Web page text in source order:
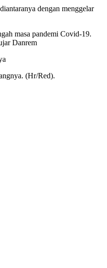
dengan menggelar
masa pandemi Covid-19.
Danrem
(Hr/Red).